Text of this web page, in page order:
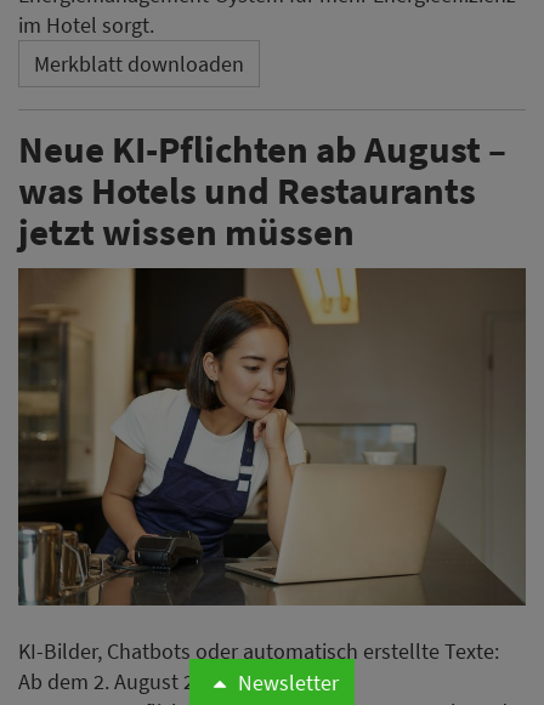
im Hotel sorgt.
Merkblatt downloaden
Neue KI-Pflichten ab August –
was Hotels und Restaurants
jetzt wissen müssen
KI-Bilder, Chatbots oder automatisch erstellte Texte:
Ab dem 2. August 2026 gelten neue
Newsletter